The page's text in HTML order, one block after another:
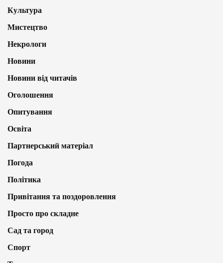
Культура
Мистецтво
Некрологи
Новини
Новини від читачів
Оголошення
Опитування
Освіта
Партнерський матеріал
Погода
Політика
Привітання та поздоровлення
Просто про складне
Сад та город
Спорт